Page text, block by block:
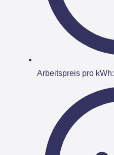
Arbeitspreis pro kWh: